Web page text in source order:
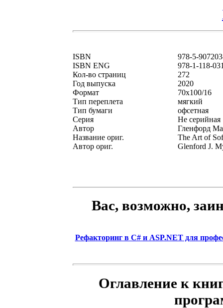
ISBN
978-5-
ISBN ENG
978-1-118-
Кол-во страниц
272
Год выпуска
2020
Формат
70x100/16
Тип переплета
мягкий
Тип бумаги
офсетная
Серия
Не серийная
Автор
Гленфорд
Название ориг.
The Art of
Автор ориг.
Glenford J.
Вас, возможно,
Рефакторинг в C# и ASP.NET для
Оглавление к